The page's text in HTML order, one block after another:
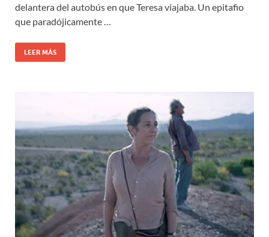
delantera del autobús en que Teresa viajaba. Un epitafio
que paradójicamente …
LEER MÁS